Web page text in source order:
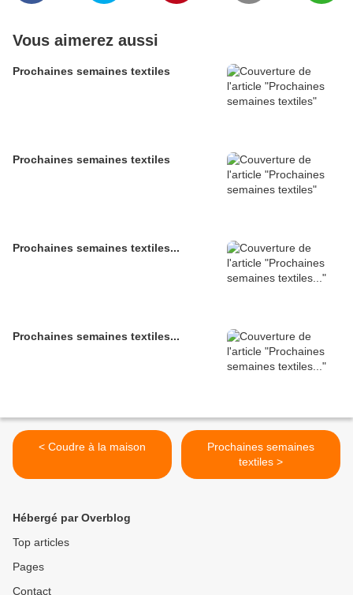
Vous aimerez aussi
Prochaines semaines textiles
Prochaines semaines textiles
Prochaines semaines textiles...
Prochaines semaines textiles...
< Coudre à la maison
Prochaines semaines
textiles >
Hébergé par Overblog
Top articles
Pages
Contact